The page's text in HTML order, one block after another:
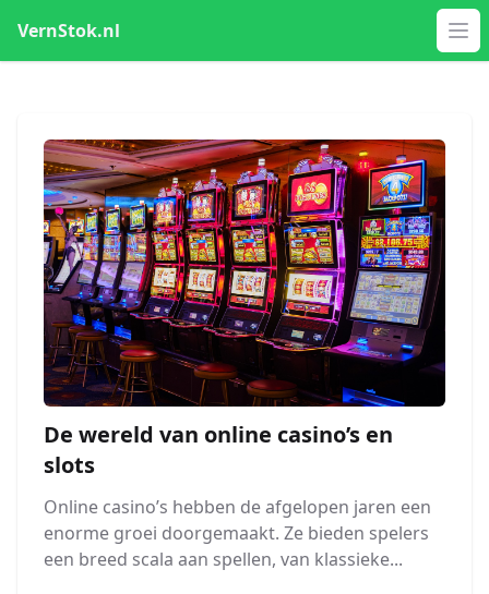
VernStok.nl
De wereld van online casino’s en
slots
Online casino’s hebben de afgelopen jaren een
enorme groei doorgemaakt. Ze bieden spelers
een breed scala aan spellen, van klassieke...